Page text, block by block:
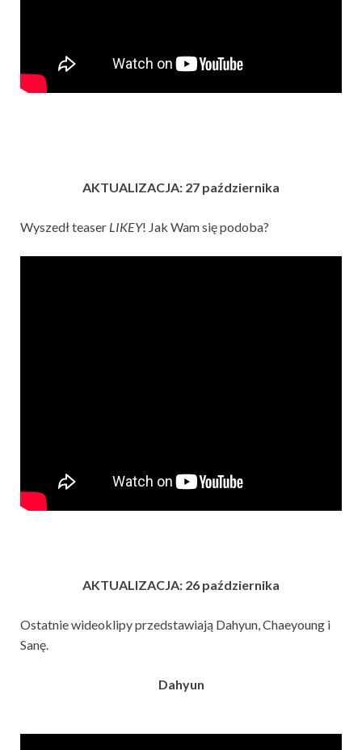
AKTUALIZACJA: 27 października
Wyszedł teaser LIKEY! Jak Wam się podoba?
AKTUALIZACJA: 26 października
Ostatnie wideoklipy przedstawiają Dahyun, Chaeyoung i
Sanę.
Dahyun